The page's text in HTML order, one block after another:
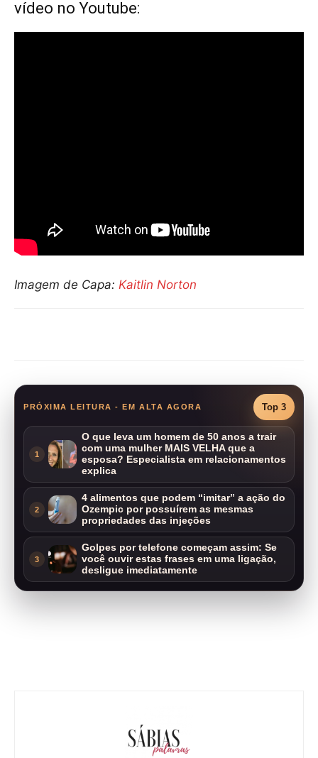
vídeo no Youtube:
Imagem de Capa: Kaitlin Norton
PRÓXIMA LEITURA - EM ALTA AGORA Top 3
1
O que leva um homem de 50 anos a trair
com uma mulher MAIS VELHA que a
esposa? Especialista em relacionamentos
explica
2
4 alimentos que podem “imitar” a ação do
Ozempic por possuírem as mesmas
propriedades das injeções
3
Golpes por telefone começam assim: Se
você ouvir estas frases em uma ligação,
desligue imediatamente